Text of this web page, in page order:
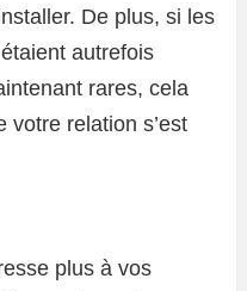
De plus, si les
autrefois
rares, cela
votre relation s’est
plus à vos